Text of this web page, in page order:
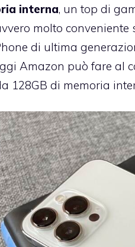
interna, un top di
molto
di ultima
Amazon può fare al
128GB di memoria